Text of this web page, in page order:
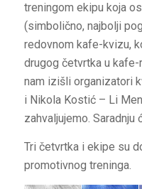
treningom ekipu koja
(simbolično, najbolji
redovnom kafe-kvizu,
drugog četvrtka u kafe-
nam izišli organizatori
i Nikola Kostić – Li
zahvaljujemo.
Tri četvrtka i ekipe su
promotivnog treninga.